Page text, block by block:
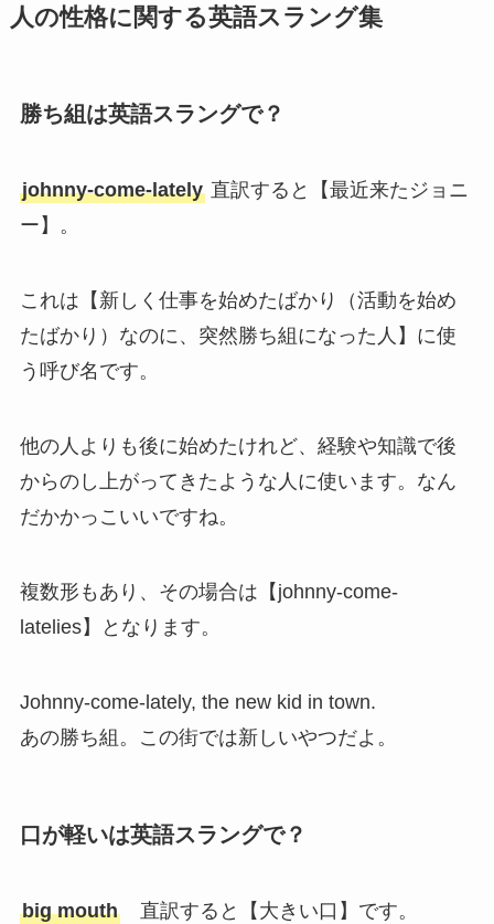
人の性格に関する英語スラング集
勝ち組は英語スラングで？
johnny-come-lately直訳すると【最近来たジョニ
ー】。
これは【新しく仕事を始めたばかり（活動を始め
たばかり）なのに、突然勝ち組になった人】に使
う呼び名です。
他の人よりも後に始めたけれど、経験や知識で後
からのし上がってきたような人に使います。なん
だかかっこいいですね。
複数形もあり、その場合は【johnny-come-
latelies】となります。
Johnny-come-lately, the new kid in town.
あの勝ち組。この街では新しいやつだよ。
口が軽いは英語スラングで？
big mouth直訳すると【大きい口】です。